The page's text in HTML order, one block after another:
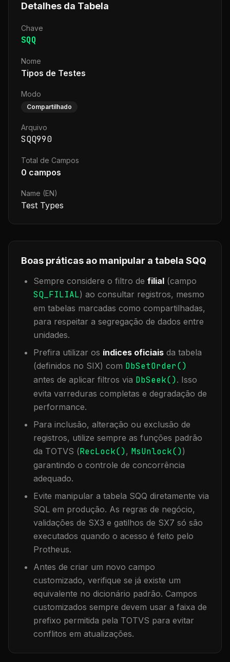
Detalhes da Tabela
Chave
SQQ
Nome
Tipos de Testes
Modo
Compartilhado
Arquivo
SQQ990
Total de Campos
0 campos
Name (EN)
Test Types
Boas práticas ao manipular a tabela SQQ
Sempre considere o filtro de filial (campo
SQ_FILIAL) ao consultar registros, mesmo
em tabelas marcadas como compartilhadas,
para respeitar a segregação de dados entre
unidades.
Prefira utilizar os índices oficiais da tabela
(definidos no SIX) com DbSetOrder()
antes de aplicar filtros via DbSeek(). Isso
evita varreduras completas e degradação de
performance.
Para inclusão, alteração ou exclusão de
registros, utilize sempre as funções padrão
da TOTVS (RecLock(), MsUnlock())
garantindo o controle de concorrência
adequado.
Evite manipular a tabela SQQ diretamente via
SQL em produção. As regras de negócio,
validações de SX3 e gatilhos de SX7 só são
executados quando o acesso é feito pelo
Protheus.
Antes de criar um novo campo
customizado, verifique se já existe um
equivalente no dicionário padrão. Campos
customizados sempre devem usar a faixa de
prefixo permitida pela TOTVS para evitar
conflitos em atualizações.